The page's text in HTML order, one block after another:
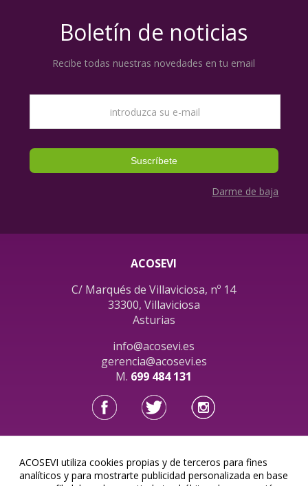
Boletín de noticias
Recibe todas nuestras novedades en tu email
Darme de baja
ACOSEVI
C/ Marqués de Villaviciosa, nº 14
33300, Villaviciosa
Asturias
info@acosevi.es
gerencia@acosevi.es
M. 699 484 131
Acosevi, SL © 2026
ACOSEVI utiliza cookies propias y de terceros para fines
analíticos y para mostrarte publicidad personalizada en base